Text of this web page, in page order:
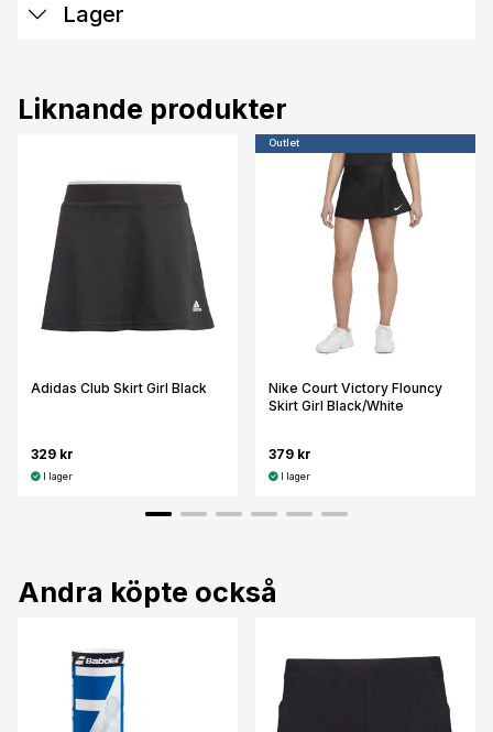
Lager
Liknande produkter
Adidas Club Skirt Girl Black
329 kr
I lager
Outlet
Nike Court Victory Flouncy
Skirt Girl Black/White
379 kr
I lager
Andra köpte också